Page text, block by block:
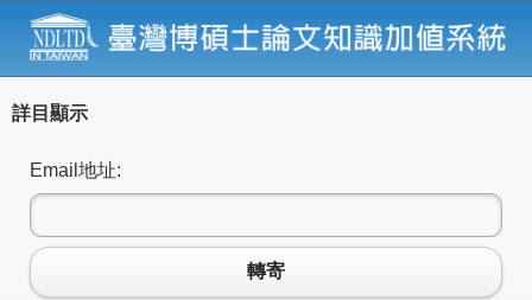
詳目顯示
Email地址:
轉寄